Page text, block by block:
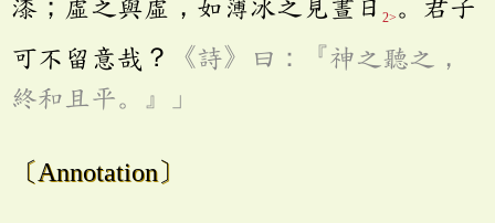
漆；虛之與虛，如薄冰之見晝日 2> 。君子
可不留意哉？
《詩》曰：『神之聽之，
終和且平。』」
〔Annotation〕